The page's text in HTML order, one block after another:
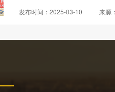
发布时间：2025-03-10 来源